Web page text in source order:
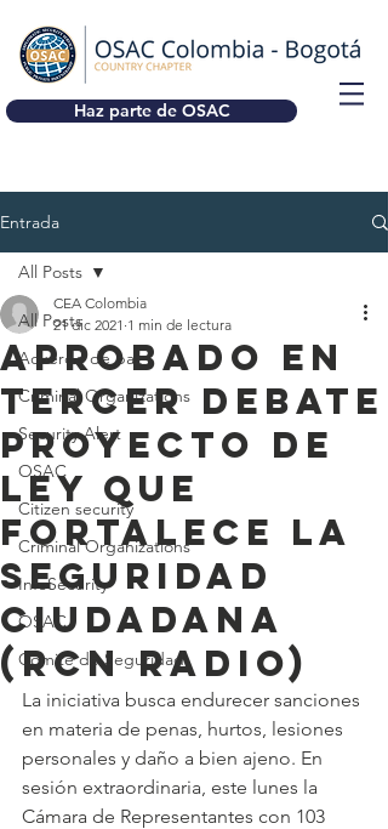
Haz parte de OSAC
Entrada
All Posts
Acuerdo de paz
Criminal Organizations
Security Alert
OSAC
Citizen security
Criminal Organizations
InfoSecurity
OSAC
Comité de Seguridad
All Posts
APROBADO EN
TERCER DEBATE
PROYECTO DE
LEY QUE
FORTALECE LA
SEGURIDAD
CIUDADANA
(RCN Radio)
CEA Colombia
21 dic 2021 1 min de lectura
La iniciativa busca endurecer sanciones
en materia de penas, hurtos, lesiones
personales y daño a bien ajeno. En
sesión extraordinaria, este lunes la
Cámara de Representantes con 103